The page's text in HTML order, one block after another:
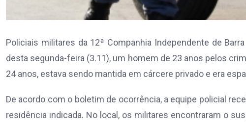
Policiais militares da 12ª Companhia Independente de
desta segunda-feira (3.11), um homem de 23 anos pelos
24 anos, estava sendo mantida em cárcere privado e era
De acordo com o boletim de ocorrência, a equipe policial
residência indicada. No local, os militares encontraram o